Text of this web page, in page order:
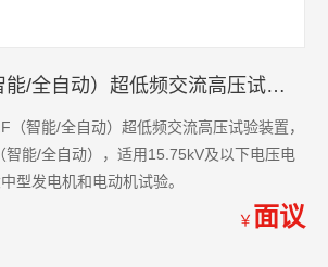
50KV/1.1μF（智能/全自动）超低频交流高压试验装置 价格
（智能/全自动）超低频交流高压试验装置，
能/全自动），适用15.75kV及以下电压电
型发电机和电动机试验。
￥ 面议